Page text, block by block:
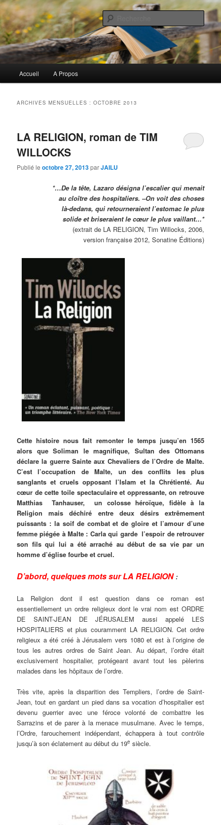
Aller
au
contenu
principal
Aller
au
contenu
secondaireBiblioclo
Commentaires littéraires en tout genre
principal
Accueil A Propos
ARCHIVES MENSUELLES :OCTOBRE 2013
LA RELIGION, roman de TIM
WILLOCKS
Publié leoctobre 27, 2013parJAILU
*…De la tête, Lazaro désigna l’escalier qui menait
au cloître des hospitaliers. –On voit des choses
là-dedans, qui retourneraient l’estomac le plus
solide et briseraient le cœur le plus vaillant…*
(extrait de LA RELIGION, Tim Willocks, 2006,
version française 2012, Sonatine Éditions)
Cette histoire nous fait remonter le temps jusqu’en 1565
alors que Soliman le magnifique, Sultan des Ottomans
déclare la guerre Sainte aux Chevaliers de l’Ordre de Malte.
C’est l’occupation de Malte, un des conflits les plus
sanglants et cruels opposant l’Islam et la Chrétienté. Au
cœur de cette toile spectaculaire et oppressante, on retrouve
Matthias Tanhauser, un colosse héroïque, fidèle à la
Religion mais déchiré entre deux désirs extrêmement
puissants : la soif de combat et de gloire et l’amour d’une
femme piégée à Malte : Carla qui garde l’espoir de retrouver
son fils qui lui a été arraché au début de sa vie par un
homme d’église fourbe et cruel.
D’abord, quelques mots sur LA RELIGION:
La Religion dont il est question dans ce roman est
essentiellement un ordre religieux dont le vrai nom est ORDRE
DE SAINT-JEAN DE JÉRUSALEM aussi appelé LES
HOSPITALIERS et plus couramment LA RELIGION. Cet ordre
religieux a été créé à Jérusalem vers 1080 et est à l’origine de
tous les autres ordres de Saint Jean. Au départ, l’ordre était
exclusivement hospitalier, protégeant avant tout les pèlerins
malades dans les hôpitaux de l’ordre.
Très vite, après la disparition des Templiers, l’ordre de Saint-
Jean, tout en gardant un pied dans sa vocation d’hospitalier est
devenu guerrier avec une féroce volonté de combattre les
Sarrazins et de parer à la menace musulmane. Avec le temps,
l’Ordre, farouchement indépendant, échappera à tout contrôle
jusqu’à son éclatement au début du 19e siècle.